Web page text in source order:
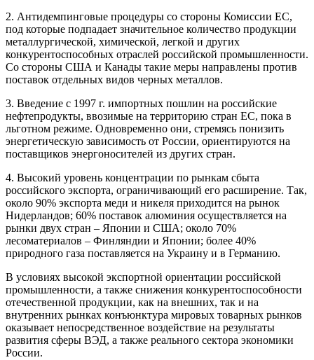
2. Антидемпинговые процедуры со стороны Комиссии ЕС,
под которые подпадает значительное количество продукции
металлургической, химической, легкой и других
конкурентоспособных отраслей российской промышленности.
Со стороны США и Канады такие меры направлены против
поставок отдельных видов черных металлов.
3. Введение с 1997 г. импортных пошлин на российские
нефтепродукты, ввозимые на территорию стран ЕС, пока в
льготном режиме. Одновременно они, стремясь понизить
энергетическую зависимость от России, ориентируются на
поставщиков энергоносителей из других стран.
4. Высокий уровень концентрации по рынкам сбыта
российского экспорта, ограничивающий его расширение. Так,
около 90% экспорта меди и никеля приходится на рынок
Нидерландов; 60% поставок алюминия осуществляется на
рынки двух стран – Японии и США; около 70%
лесоматериалов – Финляндии и Японии; более 40%
природного газа поставляется на Украину и в Германию.
В условиях высокой экспортной ориентации российской
промышленности, а также снижения конкурентоспособности
отечественной продукции, как на внешних, так и на
внутренних рынках конъюнктура мировых товарных рынков
оказывает непосредственное воздействие на результаты
развития сферы ВЭД, а также реального сектора экономики
России.